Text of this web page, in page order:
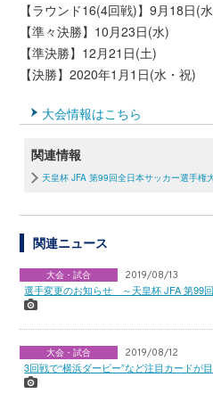
【ラウンド16(4回戦)】9月18日(
【準々決勝】10月23日(水)
【準決勝】12月21日(土)
【決勝】2020年1月1日(水・祝)
大会情報はこちら
関連情報
天皇杯 JFA 第99回全日本サッカー選手権
関連ニュース
大会・試合 2019/08/13
選手変更のお知らせ ～天皇杯 JFA 第99
大会・試合 2019/08/12
3回戦で“横浜ダービー”など注目カード